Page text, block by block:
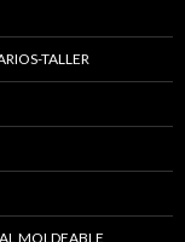
TALLER
MOLDEABLE